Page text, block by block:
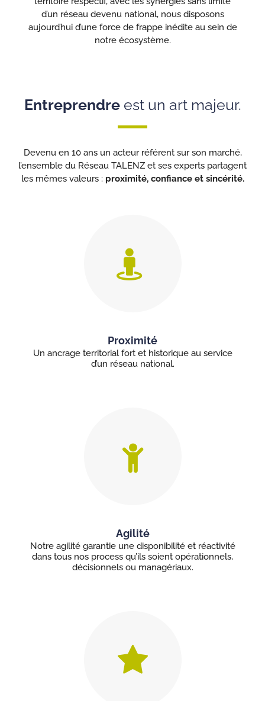
d’un réseau devenu national, nous disposons
aujourd’hui d’une force de frappe inédite au sein de
notre écosystème.
Entreprendreest un art majeur.
Devenu en 10 ans un acteur référent sur son marché,
l’ensemble du Réseau TALENZ et ses experts partagent
les mêmes valeurs : proximité, confiance et sincérité.
Proximité
Un ancrage territorial fort et historique au service
d’un réseau national.
Agilité
Notre agilité garantie une disponibilité et réactivité
dans tous nos process qu’ils soient opérationnels,
décisionnels ou managériaux.